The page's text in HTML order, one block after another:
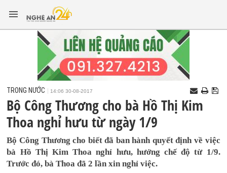
TRONG NƯỚC 14:06 30-08-2017
Bộ Công Thương cho bà Hồ Thị Kim
Thoa nghỉ hưu từ ngày 1/9
Bộ Công Thương cho biết đã ban hành quyết định về việc
bà Hồ Thị Kim Thoa nghỉ hưu, hưởng chế độ từ 1/9.
Trước đó, bà Thoa đã 2 lần xin nghỉ việc.